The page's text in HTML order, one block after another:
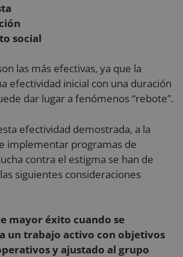
social
las más efectivas, ya que la
efectividad inicial con una duración
dar lugar a fenómenos “rebote”.
efectividad demostrada, a la
implementar programas de
contra el estigma se han de
siguientes consideraciones
mayor éxito cuando se
un trabajo activo con objetivos
y ajustado al grupo